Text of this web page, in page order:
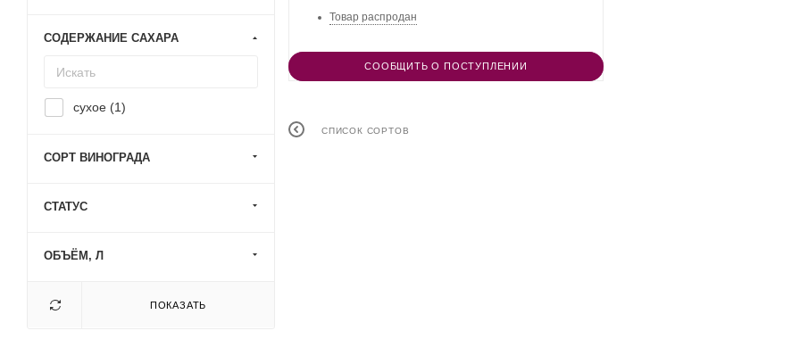
Товар распродан
СООБЩИТЬ О ПОСТУПЛЕНИИ
СПИСОК СОРТОВ
СОДЕРЖАНИЕ САХАРА
сухое (1)
СОРТ ВИНОГРАДА
СТАТУС
ОБЪЁМ, Л
ПОКАЗАТЬ